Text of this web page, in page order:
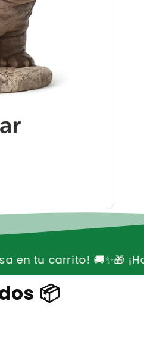
🎁 ¡Hoy envío gratis +
📦